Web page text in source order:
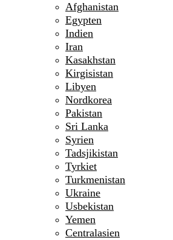
Afghanistan
Egypten
Indien
Iran
Kasakhstan
Kirgisistan
Libyen
Nordkorea
Pakistan
Sri Lanka
Syrien
Tadsjikistan
Tyrkiet
Turkmenistan
Ukraine
Usbekistan
Yemen
Centralasien